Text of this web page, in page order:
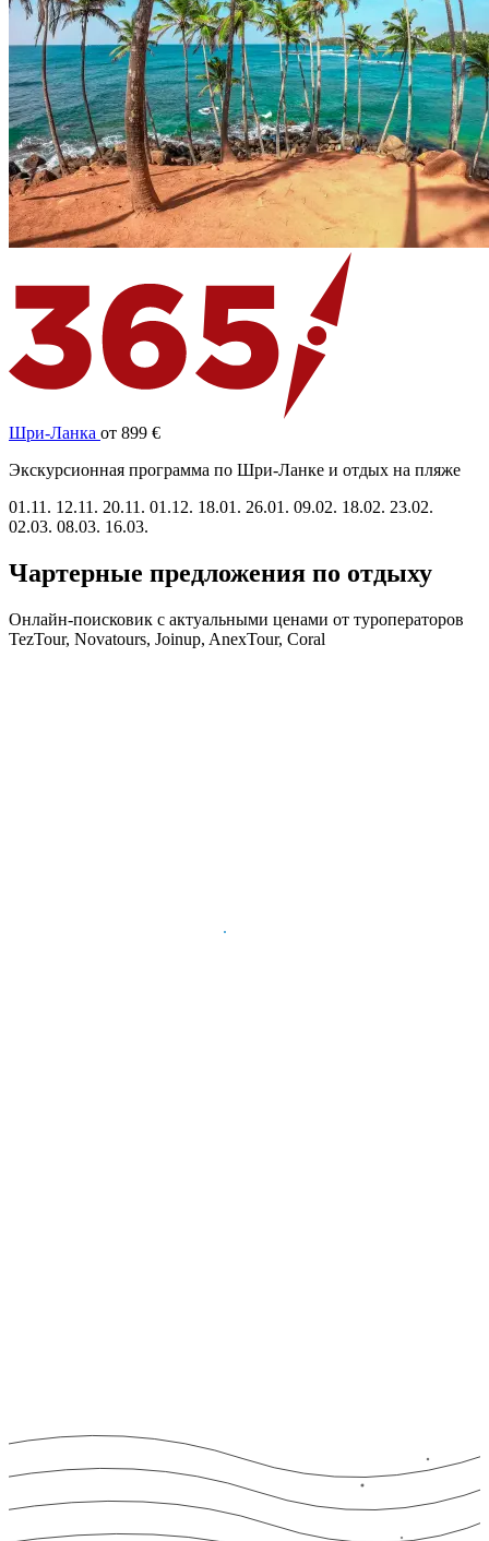
Шри-Ланка от 899 €
Экскурсионная программа по Шри-Ланке и отдых на пляже
01.11. 12.11. 20.11. 01.12. 18.01. 26.01. 09.02. 18.02. 23.02.
02.03. 08.03. 16.03.
Чартерные предложения по отдыху
Онлайн-поисковик с актуальными ценами от туроператоров
TezTour, Novatours, Joinup, AnexTour, Coral